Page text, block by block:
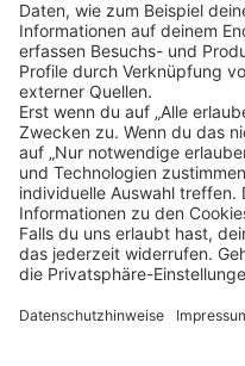
Klickehier, um alle
Impressum Datenschutz
FAQ
Veranstaltungen
Sitemap